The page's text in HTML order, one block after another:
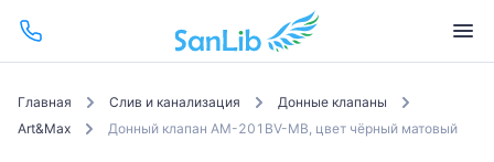
Главная Слив и канализация
Донные клапаны
Art&Max
Донный клапан AM-201BV-MB, цвет чёрный матовый